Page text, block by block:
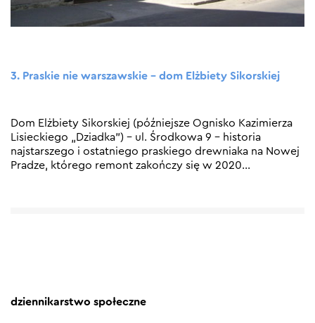
3. Praskie nie warszawskie – dom Elżbiety Sikorskiej
Dom Elżbiety Sikorskiej (późniejsze Ognisko Kazimierza
Lisieckiego „Dziadka”) – ul. Środkowa 9 – historia
najstarszego i ostatniego praskiego drewniaka na Nowej
Pradze, którego remont zakończy się w 2020…
dziennikarstwo społeczne